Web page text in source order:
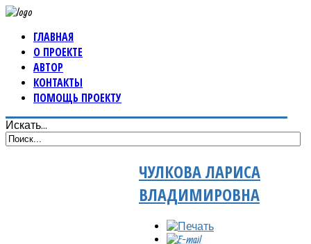
ГЛАВНАЯ
О ПРОЕКТЕ
АВТОР
КОНТАКТЫ
ПОМОЩЬ ПРОЕКТУ
Искать...
ЧУЛКОВА ЛАРИСА
ВЛАДИМИРОВНА